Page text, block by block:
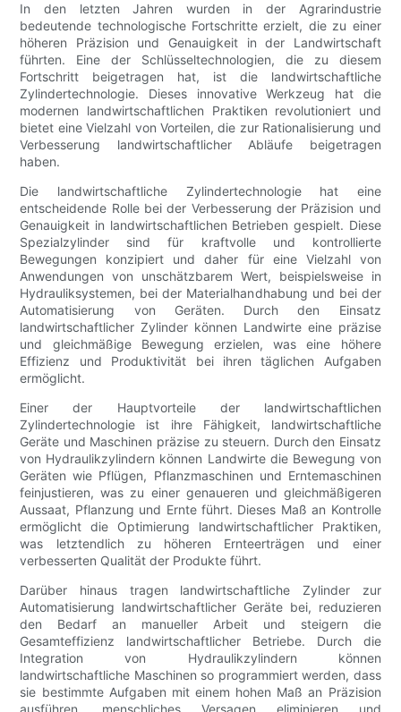
In den letzten Jahren wurden in der Agrarindustrie
bedeutende technologische Fortschritte erzielt, die zu einer
höheren Präzision und Genauigkeit in der Landwirtschaft
führten. Eine der Schlüsseltechnologien, die zu diesem
Fortschritt beigetragen hat, ist die landwirtschaftliche
Zylindertechnologie. Dieses innovative Werkzeug hat die
modernen landwirtschaftlichen Praktiken revolutioniert und
bietet eine Vielzahl von Vorteilen, die zur Rationalisierung und
Verbesserung landwirtschaftlicher Abläufe beigetragen
haben.
Die landwirtschaftliche Zylindertechnologie hat eine
entscheidende Rolle bei der Verbesserung der Präzision und
Genauigkeit in landwirtschaftlichen Betrieben gespielt. Diese
Spezialzylinder sind für kraftvolle und kontrollierte
Bewegungen konzipiert und daher für eine Vielzahl von
Anwendungen von unschätzbarem Wert, beispielsweise in
Hydrauliksystemen, bei der Materialhandhabung und bei der
Automatisierung von Geräten. Durch den Einsatz
landwirtschaftlicher Zylinder können Landwirte eine präzise
und gleichmäßige Bewegung erzielen, was eine höhere
Effizienz und Produktivität bei ihren täglichen Aufgaben
ermöglicht.
Einer der Hauptvorteile der landwirtschaftlichen
Zylindertechnologie ist ihre Fähigkeit, landwirtschaftliche
Geräte und Maschinen präzise zu steuern. Durch den Einsatz
von Hydraulikzylindern können Landwirte die Bewegung von
Geräten wie Pflügen, Pflanzmaschinen und Erntemaschinen
feinjustieren, was zu einer genaueren und gleichmäßigeren
Aussaat, Pflanzung und Ernte führt. Dieses Maß an Kontrolle
ermöglicht die Optimierung landwirtschaftlicher Praktiken,
was letztendlich zu höheren Ernteerträgen und einer
verbesserten Qualität der Produkte führt.
Darüber hinaus tragen landwirtschaftliche Zylinder zur
Automatisierung landwirtschaftlicher Geräte bei, reduzieren
den Bedarf an manueller Arbeit und steigern die
Gesamteffizienz landwirtschaftlicher Betriebe. Durch die
Integration von Hydraulikzylindern können
landwirtschaftliche Maschinen so programmiert werden, dass
sie bestimmte Aufgaben mit einem hohen Maß an Präzision